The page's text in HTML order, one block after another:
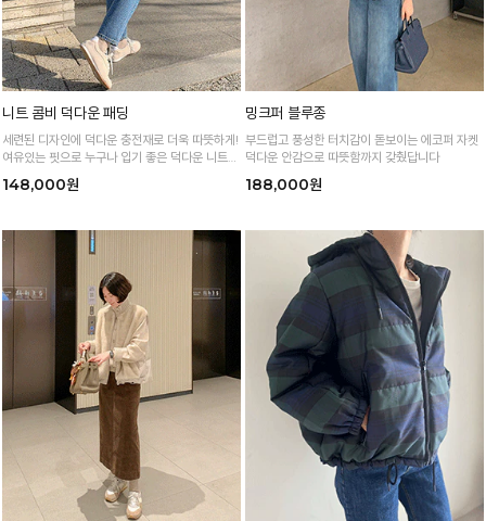
니트 콤비 덕다운 패딩
세련된 디자인에 덕다운 충전재로 더욱 따뜻하게!
여유있는 핏으로 누구나 입기 좋은 덕다운 니트
148,000원
밍크퍼 블루종
부드럽고 풍성한 터치감이 돋보이는 에코퍼 자켓
덕다운 안감으로 따뜻함까지 갖췄답니다
188,000원